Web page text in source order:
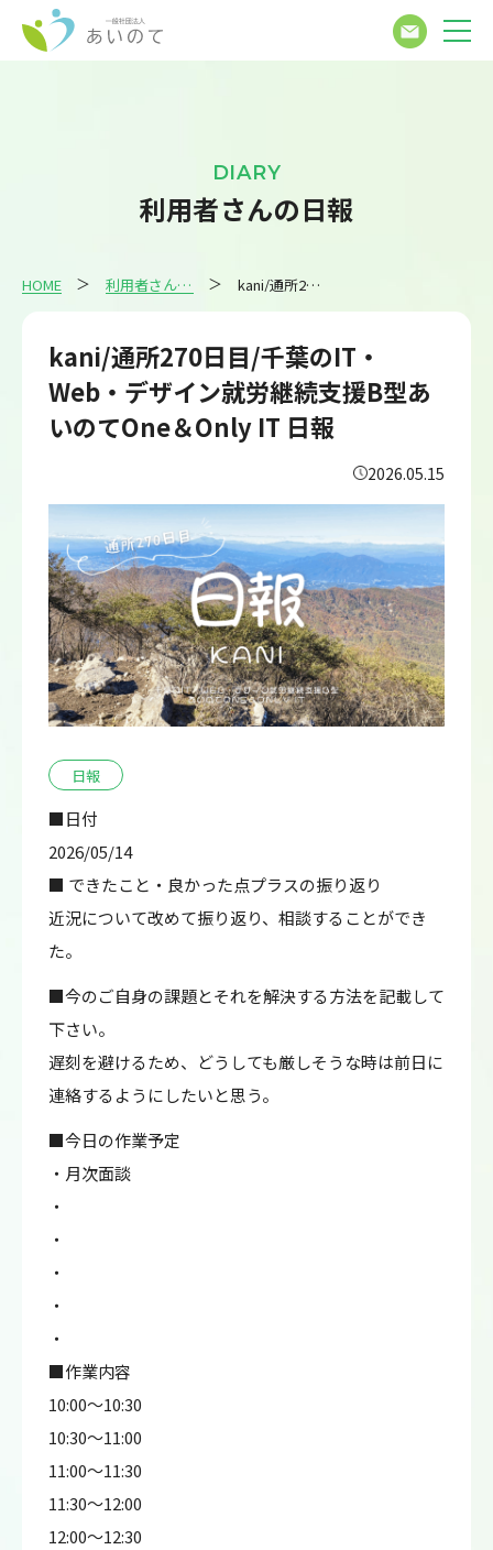
DIARY
利用者さんの日報
HOME 利用者さんの日報 kani/通所270日目/千葉のIT・Web・デザイン就労継続支援B型あいのてOne＆Only IT 日報
kani/通所270日目/千葉のIT・
Web・デザイン就労継続支援B型あ
いのてOne＆Only IT 日報
2026.05.15
日報
■日付
2026/05/14
■ できたこと・良かった点プラスの振り返り
近況について改めて振り返り、相談することができ
た。
■今のご自身の課題とそれを解決する方法を記載して
下さい。
遅刻を避けるため、どうしても厳しそうな時は前日に
連絡するようにしたいと思う。
■今日の作業予定
・月次面談
・
・
・
・
・
■作業内容
10:00～10:30
10:30～11:00
11:00～11:30
11:30～12:00
12:00～12:30